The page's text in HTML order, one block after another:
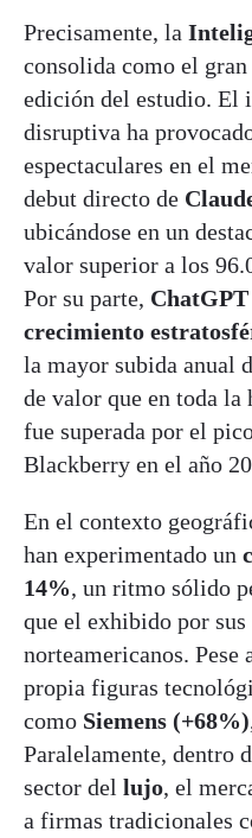
Precisamente, la
consolida como el
edición del estudio. El
disruptiva ha
espectaculares en el
debut directo de
ubicándose en un
valor superior a los
Por su parte,
crecimiento
la mayor subida anual
de valor que en toda
fue superada por el
Blackberry en el año
En el contexto
han experimentado un
14%, un ritmo sólido
que el exhibido por
norteamericanos.
propia figuras
como Siemens (+68%)
Paralelamente, dentro
sector del lujo, el
a firmas tradicionales